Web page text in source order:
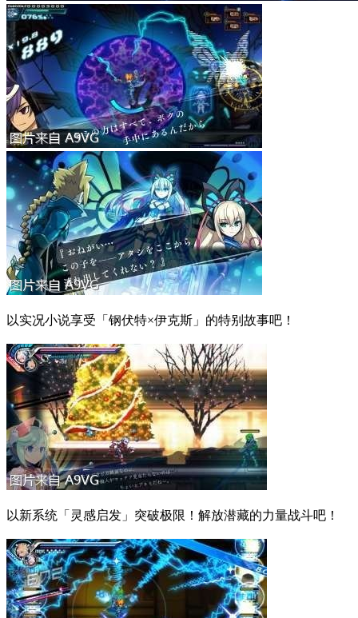
以实况小说享受「钢伏特×伊克斯」的特别故事吧！
以新系统「灵感启发」突破极限！解放潜藏的力量战斗吧！